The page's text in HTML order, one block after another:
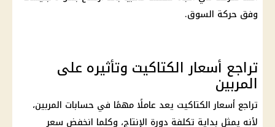
وفق حركة السوق.
تراجع أسعار الكتاكيت وتأثيره على
المربين
تراجعأسعار الكتاكيت يعد عاملًا مهمًا في حسابات المربين،
لأنه يمثل بداية تكلفة دورة الإنتاج، وكلما انخفض سعر